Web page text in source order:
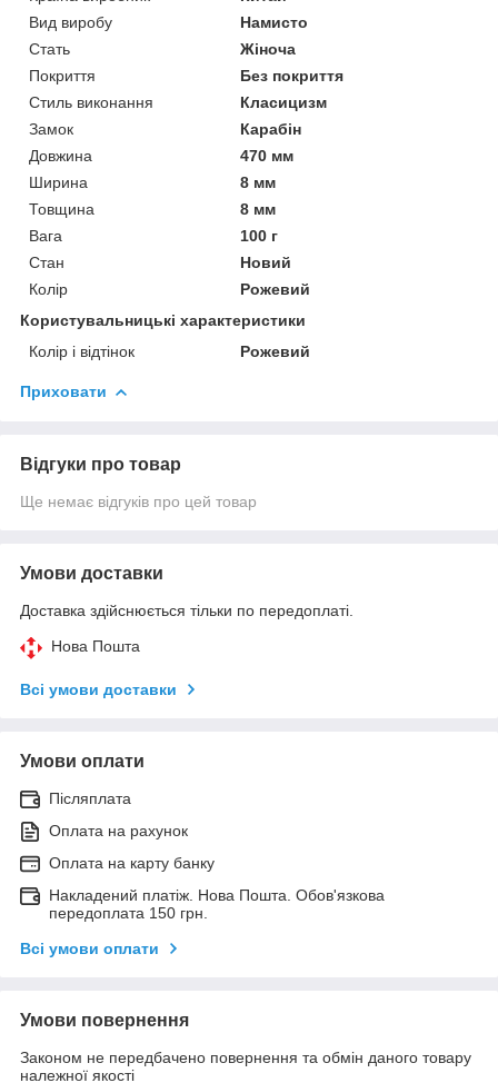
Вид виробу
Намисто
Стать
Жіноча
Покриття
Без покриття
Стиль виконання
Класицизм
Замок
Карабін
Довжина
470 мм
Ширина
8 мм
Товщина
8 мм
Вага
100 г
Стан
Новий
Колір
Рожевий
Користувальницькі характеристики
Колір і відтінок
Рожевий
Приховати
Відгуки про товар
Ще немає відгуків про цей товар
Умови доставки
Доставка здійснюється тільки по передоплаті.
Нова Пошта
Всі умови доставки
Умови оплати
Післяплата
Оплата на рахунок
Оплата на карту банку
Накладений платіж. Нова Пошта. Обов'язкова
передоплата 150 грн.
Всі умови оплати
Умови повернення
Законом не передбачено повернення та обмін даного товару
належної якості